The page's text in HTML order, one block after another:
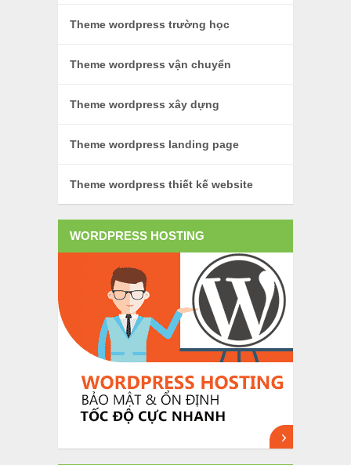
Theme wordpress trường học
Theme wordpress vận chuyển
Theme wordpress xây dựng
Theme wordpress landing page
Theme wordpress thiết kế website
WORDPRESS HOSTING